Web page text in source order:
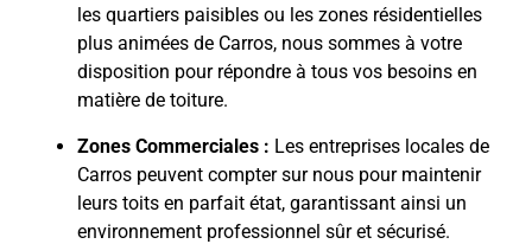
les quartiers paisibles ou les zones résidentielles
plus animées de Carros, nous sommes à votre
disposition pour répondre à tous vos besoins en
matière de toiture.
Zones Commerciales : Les entreprises locales de
Carros peuvent compter sur nous pour maintenir
leurs toits en parfait état, garantissant ainsi un
environnement professionnel sûr et sécurisé.